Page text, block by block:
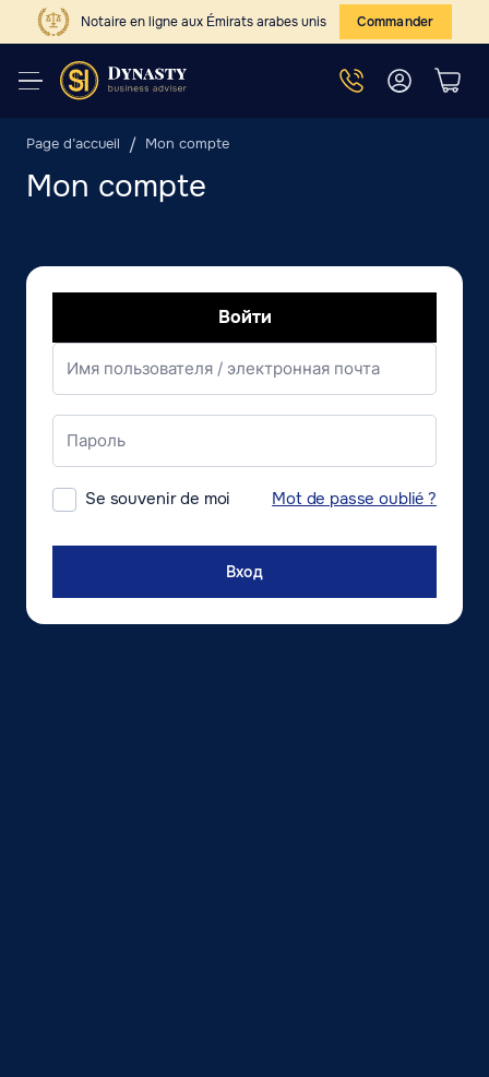
Notaire en ligne aux Émirats arabes unis Commander
Page d’accueil Mon compte
Mon compte
Войти
Se souvenir de moi Mot de passe oublié ?
Вход